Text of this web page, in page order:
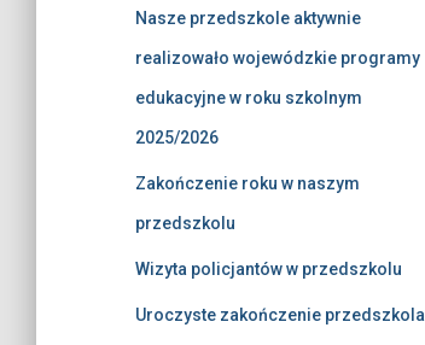
Nasze przedszkole aktywnie
realizowało wojewódzkie programy
edukacyjne w roku szkolnym
2025/2026
Zakończenie roku w naszym
przedszkolu
Wizyta policjantów w przedszkolu
Uroczyste zakończenie przedszkola